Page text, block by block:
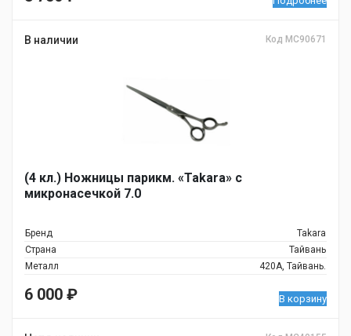
В наличии Код MC90671
(4 кл.) Ножницы парикм. «Takara» с
микронасечкой 7.0
Бренд
Takara
Страна
Тайвань
Металл
420A, Тайвань.
6 000 ₽ В корзину